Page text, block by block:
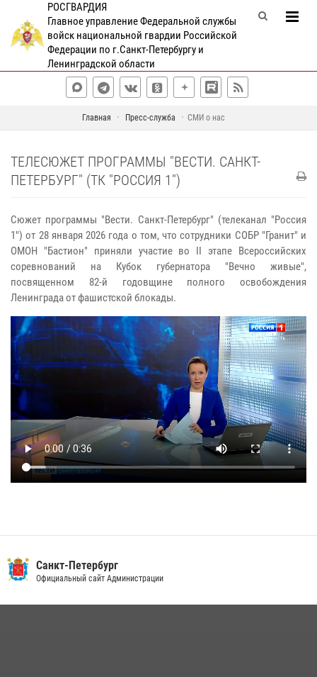
РОСГВАРДИЯ
Главное управление Федеральной службы
войск национальной гвардии Российской
Федерации по г.Санкт-Петербургу и
Ленинградской области
Главная Пресс-служба СМИ о нас
ТЕЛЕСЮЖЕТ ПРОГРАММЫ "ВЕСТИ. САНКТ-
ПЕТЕРБУРГ" (ТК "РОССИЯ 1")
Сюжет программы "Вести. Санкт-Петербург" (телеканал "Россия
1") от 28 января 2026 года о том, что сотрудники СОБР "Гранит" и
ОМОН "Бастион" приняли участие во II этапе Всероссийских
соревнований на Кубок губернатора "Вечно живые",
посвященном 82-й годовщине полного освобождения
Ленинграда от фашистской блокады.
Санкт-Петербург
Официальный сайт Администрации